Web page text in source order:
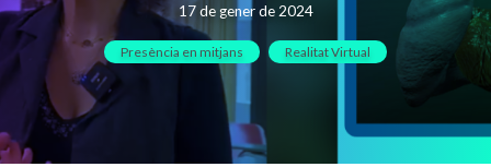
17 de gener de 2024
Presència en mitjans Realitat Virtual